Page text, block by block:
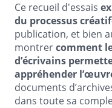
Ce recueil d'essais
du processus créatif
publication, et bien
montrercomment
d’écrivains
appréhender
documents
dans toute sa